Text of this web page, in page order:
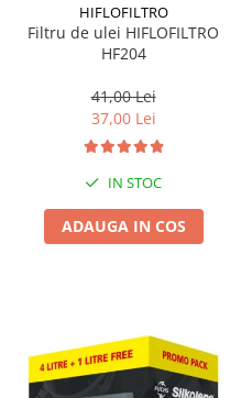
HIFLOFILTRO
Filtru de ulei HIFLOFILTRO
HF204
41,00 Lei
37,00 Lei
IN STOC
ADAUGA IN COS